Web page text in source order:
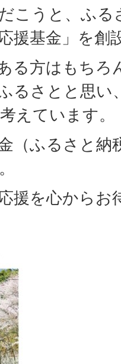
こうと、ふ
援基金」を創
る方はもちろ
るさとと思
えています。
（ふるさと納
援を心からお